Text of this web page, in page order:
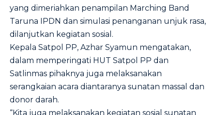
yang dimeriahkan penampilan Marching Band
Taruna IPDN dan simulasi penanganan unjuk rasa,
dilanjutkan kegiatan sosial.
Kepala Satpol PP, Azhar Syamun mengatakan,
dalam memperingati HUT Satpol PP dan
Satlinmas pihaknya juga melaksanakan
serangkaian acara diantaranya sunatan massal dan
donor darah.
“Kita juga melaksanakan kegiatan sosial sunatan